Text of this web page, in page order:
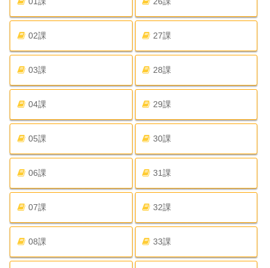
02課 27課
03課 28課
04課 29課
05課 30課
06課 31課
07課 32課
08課 33課